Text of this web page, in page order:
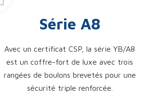
Série A8
Avec un certificat CSP, la série YB/A8
est un coffre-fort de luxe avec trois
rangées de boulons brevetés pour une
sécurité triple renforcée.